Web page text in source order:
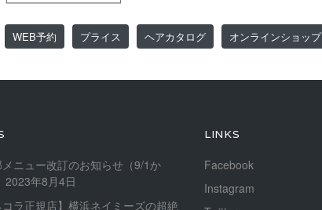
WEB予約 プライス ヘアカタログ オンラインショップ
メニュー改訂のお知らせ（9/1か
2023年8月4日
コラ正規店】横浜ネイミーズの超絶
LINKS
Facebook
Instagram